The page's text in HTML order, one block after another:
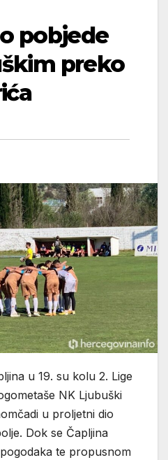
pobjede
preko
u 19. su kolu 2. Lige
NK Ljubuški
u proljetni dio
Dok se Čapljina
te propusnom